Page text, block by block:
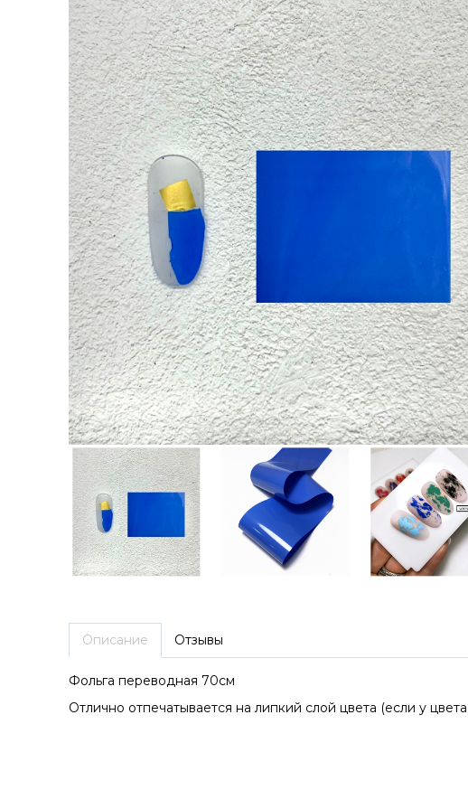
Описание
Фольга переводная 70см
Отлично отпечатывается на липкий слой цвета (если у
Отзывы